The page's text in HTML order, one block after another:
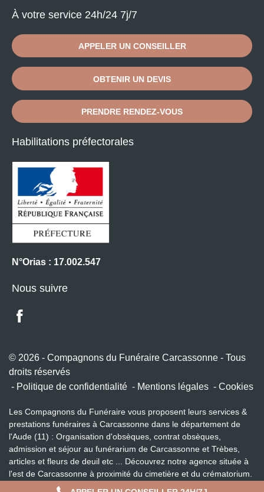
À votre service 24h/24 7j/7
APPELER UN CONSEILLER
OBTENIR UN DEVIS
PRENDRE RENDEZ-VOUS
Habilitations préfectorales
N°Orias : 17.002.547
Nous suivre
© 2026 - Compagnons du Funéraire Carcassonne - Tous
droits réservés
Politique de confidentialité
Mentions légales Cookies
Les Compagnons du Funéraire vous proposent leurs services &
prestations funéraires à Carcassonne dans le département de
l'Aude (11) : Organisation d'obsèques, contrat obsèques,
admission et séjour au funérarium de Carcassonne et Trèbes,
articles et fleurs de deuil etc ... Découvrez notre agence située à
l'est de Carcassonne à proximité du cimetière et du crématorium.